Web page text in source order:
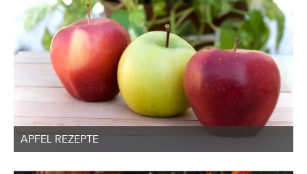
APFEL REZEPTE